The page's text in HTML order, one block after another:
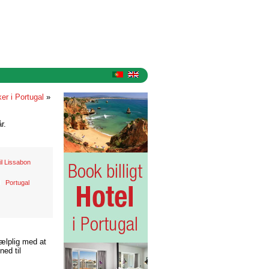
i Portugal »
Lissabon
Portugal
med at
til